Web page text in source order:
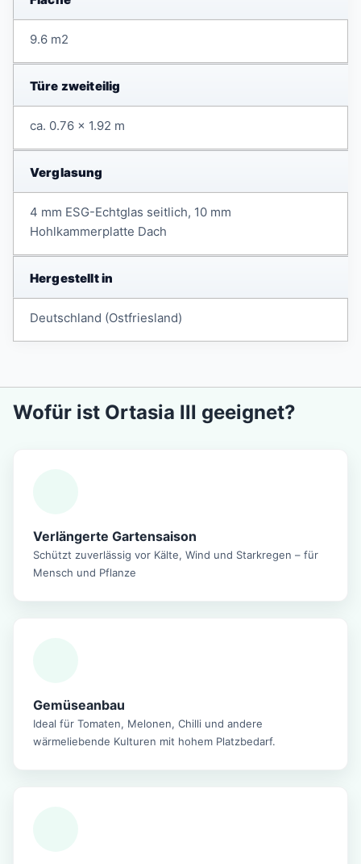
9.6 m2
Türe zweiteilig
ca. 0.76 x 1.92 m
Verglasung
4 mm ESG-Echtglas seitlich, 10 mm
Hohlkammerplatte Dach
Hergestellt in
Deutschland (Ostfriesland)
Wofür ist Ortasia lll geeignet?
Verlängerte Gartensaison
Schützt zuverlässig vor Kälte, Wind und Starkregen – für
Mensch und Pflanze
Gemüseanbau
Ideal für Tomaten, Melonen, Chilli und andere
wärmeliebende Kulturen mit hohem Platzbedarf.